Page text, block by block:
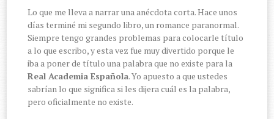
Lo que me lleva a narrar una anécdota corta. Hace unos
días terminé mi segundo libro, un romance paranormal.
Siempre tengo grandes problemas para colocarle título
a lo que escribo, y esta vez fue muy divertido porque le
iba a poner de título una palabra que no existe para la
Real Academia Española. Yo apuesto a que ustedes
sabrían lo que significa si les dijera cuál es la palabra,
pero oficialmente no existe.